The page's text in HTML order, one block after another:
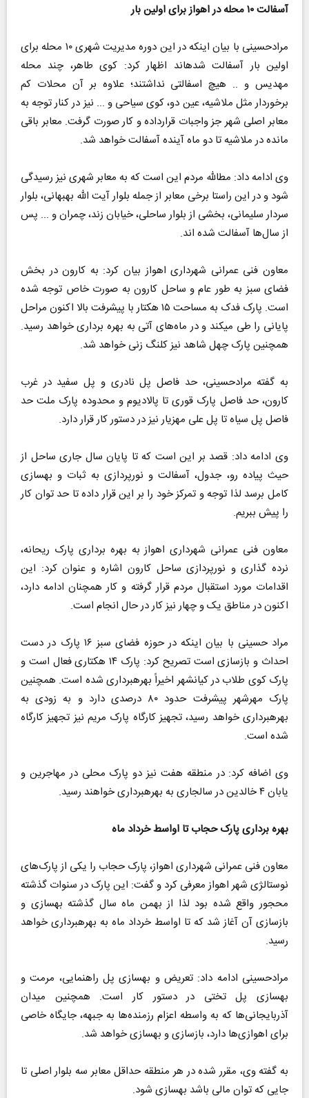
آسفالت ۱۰ محله در اهواز برای اولین بار
مرادحسینی با بیان اینکه در این دوره مدیریت شهری ۱۰ محله برای
اولین بار آسفالت شدهاند اظهار کرد: کوی طاهر، چند محله
مهدیس و .. هیچ اسفالتی نداشتند؛ علاوه بر آن محلات کم
برخوردار مثل ملاشیه، عین دو، کوی سیاحی و ... نیز در کنار توجه به
معابر اصلی شهر جز واجبات قرارداده و کار صورت گرفت. معابر باقی
مانده در ملاشیه تا دو ماه آینده آسفالت خواهد شد.
وی ادامه داد: مطالله مردم این است که به معابر شهری نیز رسیدگی
شود و در این راستا برخی معابر از جمله بلوار آیت الله بهبهانی، بلوار
سردار سلیمانی، بخشی از بلوار ساحلی، خیابان زند، چمران و ... پس
از سال‌ها آسفالت شده اند.
معاون فنی عمرانی شهرداری اهواز بیان کرد: به کارون در بخش
فضای سبز به طور عام و ساحل کارون به صورت خاص توجه شده
است. پارک فدک به مساحت ۱۵ هکتار با پیشرفت بالا اکنون مراحل
پایانی را طی میکند و در ماه‌های آتی به بهره برداری خواهد رسید.
همچنین پارک چهل شاهد نیز کلنگ زنی خواهد شد.
به گفته مرادحسینی، حد فاصل پل نادری و پل سفید در غرب
کارون، حد فاصل پارک قوری تا پالادیوم و محدوده پارک ملت حد
فاصل پل سیاه تا پل علی مهزیار نیز در دستور کار قرار دارد.
وی ادامه داد: قصد بر این است که تا پایان سال جاری ساحل از
حیث پیاده رو، جدول، آسفالت و نورپردازی به ثبات و بهسازی
کامل برسد لذا توجه و تمرکز خود را بر این قرار داده تا حد توان کار
را پیش ببریم.
معاون فنی عمرانی شهرداری اهواز به بهره برداری پارک ریحانه،
نرده گذاری و نورپردازی ساحل کارون اشاره و عنوان کرد: این
اقدامات مورد استقبال مردم قرار گرفته و کار همچنان ادامه دارد،
اکنون در مناطق یک و چهار نیز کار در حال انجام است.
مراد حسینی با بیان اینکه در حوزه فضای سبز ۱۶ پارک در دست
احداث و بازسازی است تصریح کرد: پارک ۱۴ هکتاری فعال است و
پارک کوی طلاب در کیانشهر اخیراً بهرهبرداری شده است. همچنین
پارک مهرشهر پیشرفت حدود ۸۰ درصدی دارد و به زودی به
بهرهبرداری خواهد رسید، تجهیز کارگاه پارک مریم نیز تجهیز کارگاه
شده است.
وی اضافه کرد: در منطقه هفت نیز دو پارک محلی در مهاجرین و
یابان ۴ خالدین در سالجاری به بهرهبرداری خواهند رسید.
بهره برداری پارک حجاب تا اواسط خرداد ماه
معاون فنی عمرانی شهرداری اهواز، پارک حجاب را یکی از پارک‌های
نوستالژی شهر اهواز معرفی کرد و گفت: این پارک در سنوات گذشته
محجور واقع شده بود لذا از بهمن ماه سال گذشته بهسازی و
بازسازی آن آغاز شد که تا اواسط خرداد ماه به بهرهبرداری خواهد
رسید.
مرادحسینی ادامه داد: تعریض و بهسازی پل راهنمایی، مرمت و
بهسازی پل تختی در دستور کار است. همچنین میدان
آذربایجانی‌ها که به واسطه اعزام رزمنده‌ها به جبهه، جایگاه خاصی
برای اهوازی‌ها دارد، بازسازی و بهسازی خواهد شد.
به گفته وی، مقرر شده در هر منطقه حداقل معابر سه بلوار اصلی تا
جایی که توان مالی باشد بهسازی شود.